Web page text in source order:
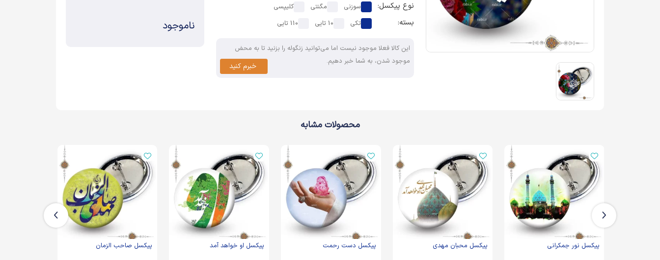
نوع پیکسل: سوزنی مگنتی کلیپسی
بسته: تکی 10 تایی 110 تایی
این کالا فعلا موجود نیست اما می‌توانید زنگوله را بزنید تا به محض
موجود شدن، به شما خبر دهیم.
خبرم کنید
ناموجود
محصولات مشابه
پیکسل نور جمکرانی پیکسل محبان مهدی پیکسل دست رحمت پیکسل او خواهد آمد پیکسل صاحب الزمان